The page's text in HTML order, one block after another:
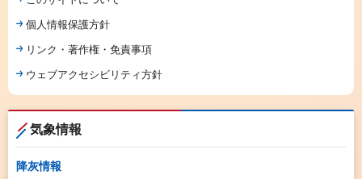
個人情報保護方針
リンク・著作権・免責事項
ウェブアクセシビリティ方針
気象情報
降灰情報